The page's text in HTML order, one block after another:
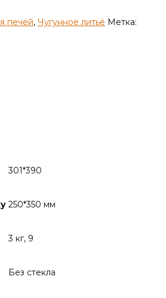
печей, Чугунное литьё Метка:
301*390
250*350 мм
3 кг, 9
Без стекла